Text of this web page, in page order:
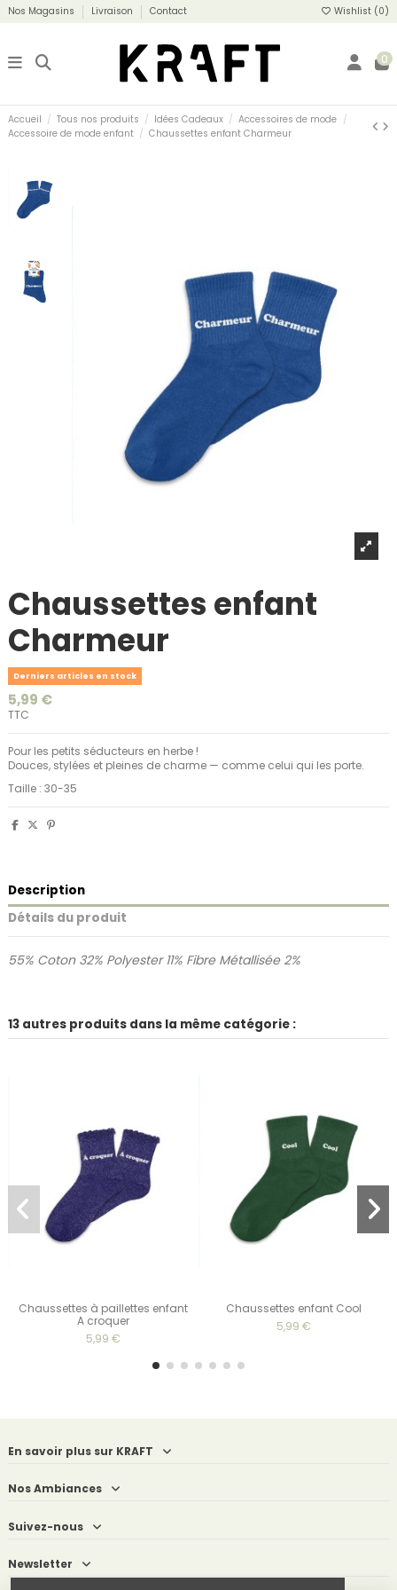
Nos Magasins Livraison Contact Wishlist (0)
0
Accueil Tous nos produits Idées Cadeaux
Accessoires de mode
Accessoire de mode enfant
Chaussettes enfant Charmeur
Chaussettes enfant
Charmeur
Derniers articles en stock
5,99 €
TTC
Pour les petits séducteurs en herbe !
Douces, stylées et pleines de charme — comme celui qui les porte.
Taille : 30-35
Description
Détails du produit
55% Coton 32% Polyester 11% Fibre Métallisée 2%
13 autres produits dans la même catégorie :
Chaussettes à paillettes enfant
A croquer
5,99 €
Chaussettes enfant Cool
5,99 €
En savoir plus sur KRAFT
Nos Ambiances
Suivez-nous
Newsletter